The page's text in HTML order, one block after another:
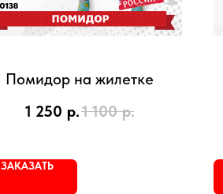
Помидор на жилетке
1 250 р.1 100 р.
ЗАКАЗАТЬ